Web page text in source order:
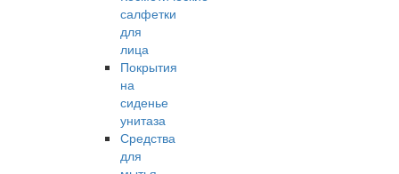
салфетки
для
лица
Покрытия
на
сиденье
унитаза
Средства
для